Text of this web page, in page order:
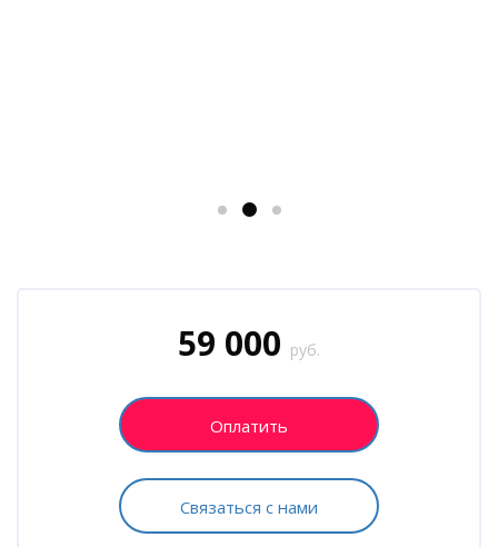
59 000 руб.
Оплатить
Связаться с нами